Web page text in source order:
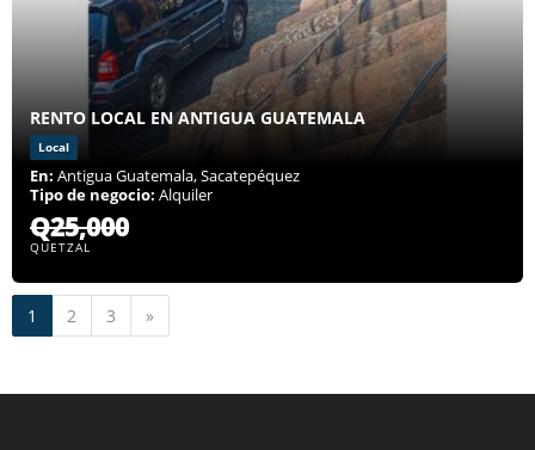
RENTO LOCAL EN ANTIGUA GUATEMALA
Local
En: Antigua Guatemala, Sacatepéquez
Tipo de negocio: Alquiler
Q25,000
QUETZAL
1 2 3 »